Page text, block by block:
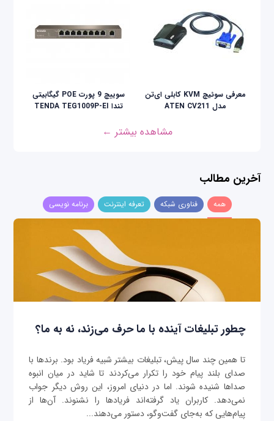
معرفی سوئیچ KVM کابلی ای‌تن
مدل ATEN CV211
سوییچ 9 پورت POE گیگابیتی
تندا TENDA TEG1009P-EI
مشاهده بیشتر ←
آخرین مطالب
همه فناوری شبکه تعرفه اینترنت برنامه نویسی
چطور تبلیغات آینده با ما حرف می‌زند، نه به ما؟
تا همین چند سال پیش، تبلیغات بیشتر شبیه فریاد بود. برندها با
صدای بلند پیام خود را تکرار می‌کردند تا شاید در میان انبوه
صداها شنیده شوند. اما در دنیای امروز، این روش دیگر جواب
نمی‌دهد. کاربران یاد گرفته‌اند فریادها را نشنوند. آن‌ها از
پیام‌هایی که به‌جای گفت‌وگو، دستور می‌دهند...